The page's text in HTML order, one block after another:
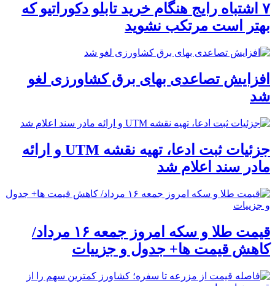
۷ اشتباه رایج هنگام خرید تابلو دکوراتیو که
بهتر است مرتکب نشوید
افزایش تصاعدی بهای برق کشاورزی لغو
شد
جزئیات ثبت ادعا، تهیه نقشه UTM و ارائه
مادر سند اعلام شد
قیمت طلا و سکه امروز جمعه ۱۶ مرداد/
کاهش قیمت ها+ جدول و جزییات